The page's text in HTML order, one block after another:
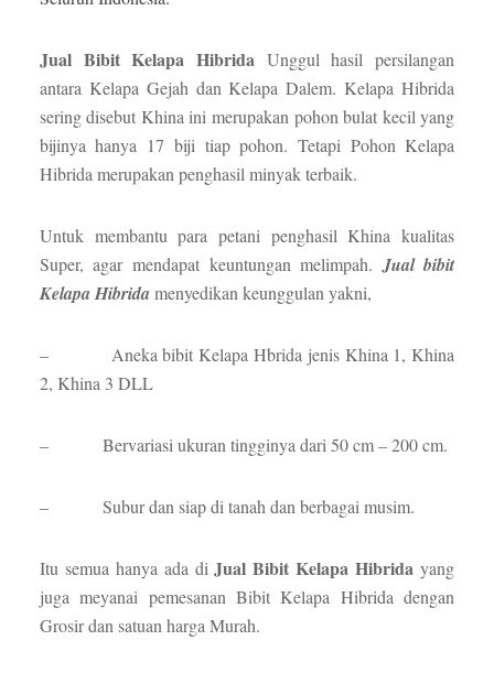
Jual BibitKelapa Hibrida Unggul hasil persilangan
antara Kelapa Gejah dan Kelapa Dalem. Kelapa Hibrida
sering disebut Khina ini merupakan pohon bulat kecil yang
bijinya hanya 17 biji tiap pohon. Tetapi Pohon Kelapa
Hibrida merupakan penghasil minyak terbaik.
Untuk membantu para petani penghasil Khina kualitas
Super, agar mendapat keuntungan melimpah. Jual bibit
Kelapa Hibrida menyedikan keunggulan yakni,
– Aneka bibit Kelapa Hbrida jenis Khina 1, Khina
2, Khina 3 DLL
– Bervariasi ukuran tingginya dari 50 cm – 200 cm.
– Subur dan siap di tanah dan berbagai musim.
Itu semua hanya ada diJual BibitKelapa Hibridayang
juga meyanai pemesanan Bibit Kelapa Hibrida dengan
Grosir dan satuan harga Murah.